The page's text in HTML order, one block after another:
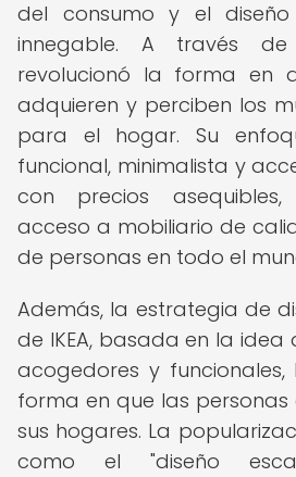
del consumo y el
innegable. A través de
revolucionó la forma en
adquieren y perciben los
para el hogar. Su
funcional, minimalista y
con precios
acceso a mobiliario de
de personas en todo el
Además, la estrategia de
de IKEA, basada en la
acogedores y
forma en que las personas
sus hogares. La
como el "diseño